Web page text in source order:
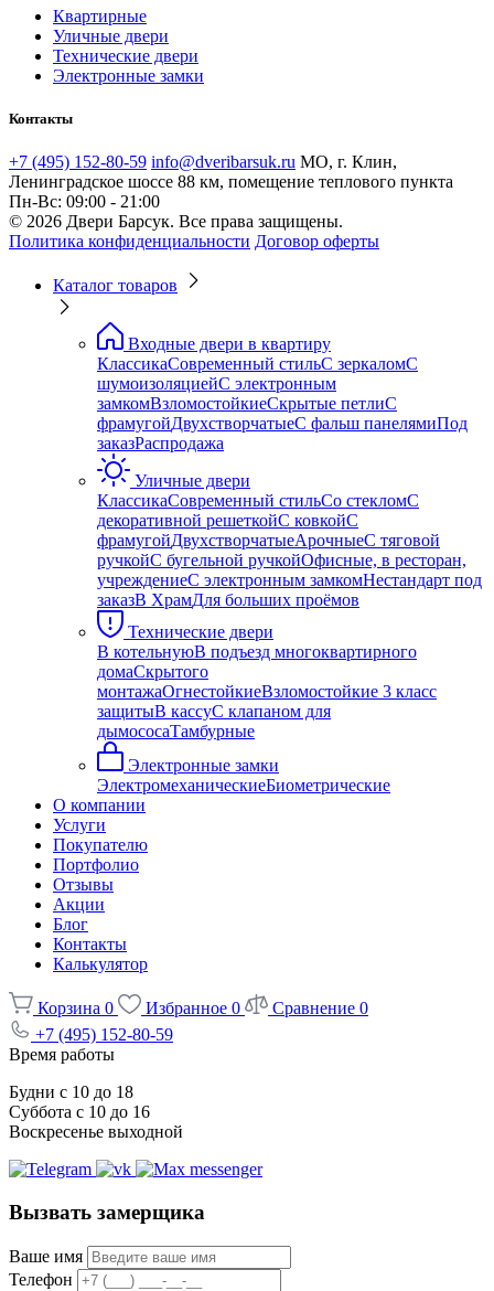
Квартирные
Уличные двери
Технические двери
Электронные замки
Контакты
+7 (495) 152-80-59 info@dveribarsuk.ru МО, г. Клин,
Ленинградское шоссе 88 км, помещение теплового пункта
Пн-Вс: 09:00 - 21:00
© 2026 Двери Барсук. Все права защищены.
Политика конфиденциальности Договор оферты
Каталог товаров
Входные двери в квартиру
КлассикаСовременный стильС зеркаломС
шумоизоляциейС электронным
замкомВзломостойкиеСкрытые петлиС
фрамугойДвухстворчатыеС фальш панелямиПод
заказРаспродажа
Уличные двери
КлассикаСовременный стильСо стекломС
декоративной решеткойС ковкойС
фрамугойДвухстворчатыеАрочныеС тяговой
ручкойС бугельной ручкойОфисные, в ресторан,
учреждениеС электронным замкомНестандарт под
заказВ ХрамДля больших проёмов
Технические двери
В котельнуюВ подъезд многоквартирного
домаСкрытого
монтажаОгнестойкиеВзломостойкие 3 класс
защитыВ кассуС клапаном для
дымососаТамбурные
Электронные замки
ЭлектромеханическиеБиометрические
О компании
Услуги
Покупателю
Портфолио
Отзывы
Акции
Блог
Контакты
Калькулятор
Корзина 0 Избранное 0 Сравнение 0
+7 (495) 152-80-59
Время работы
Будни с 10 до 18
Суббота с 10 до 16
Воскресенье выходной
Вызвать замерщика
Ваше имя
Телефон